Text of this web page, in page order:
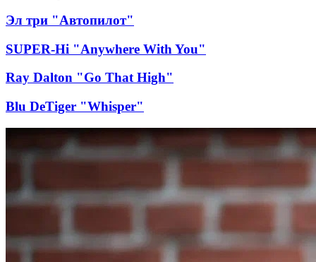
Эл три "Автопилот"
SUPER-Hi "Anywhere With You"
Ray Dalton "Go That High"
Blu DeTiger "Whisper"